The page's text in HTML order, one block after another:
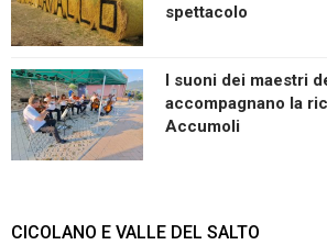
spettacolo
I suoni dei maestri
accompagnano la
Accumoli
CICOLANO E VALLE DEL SALTO